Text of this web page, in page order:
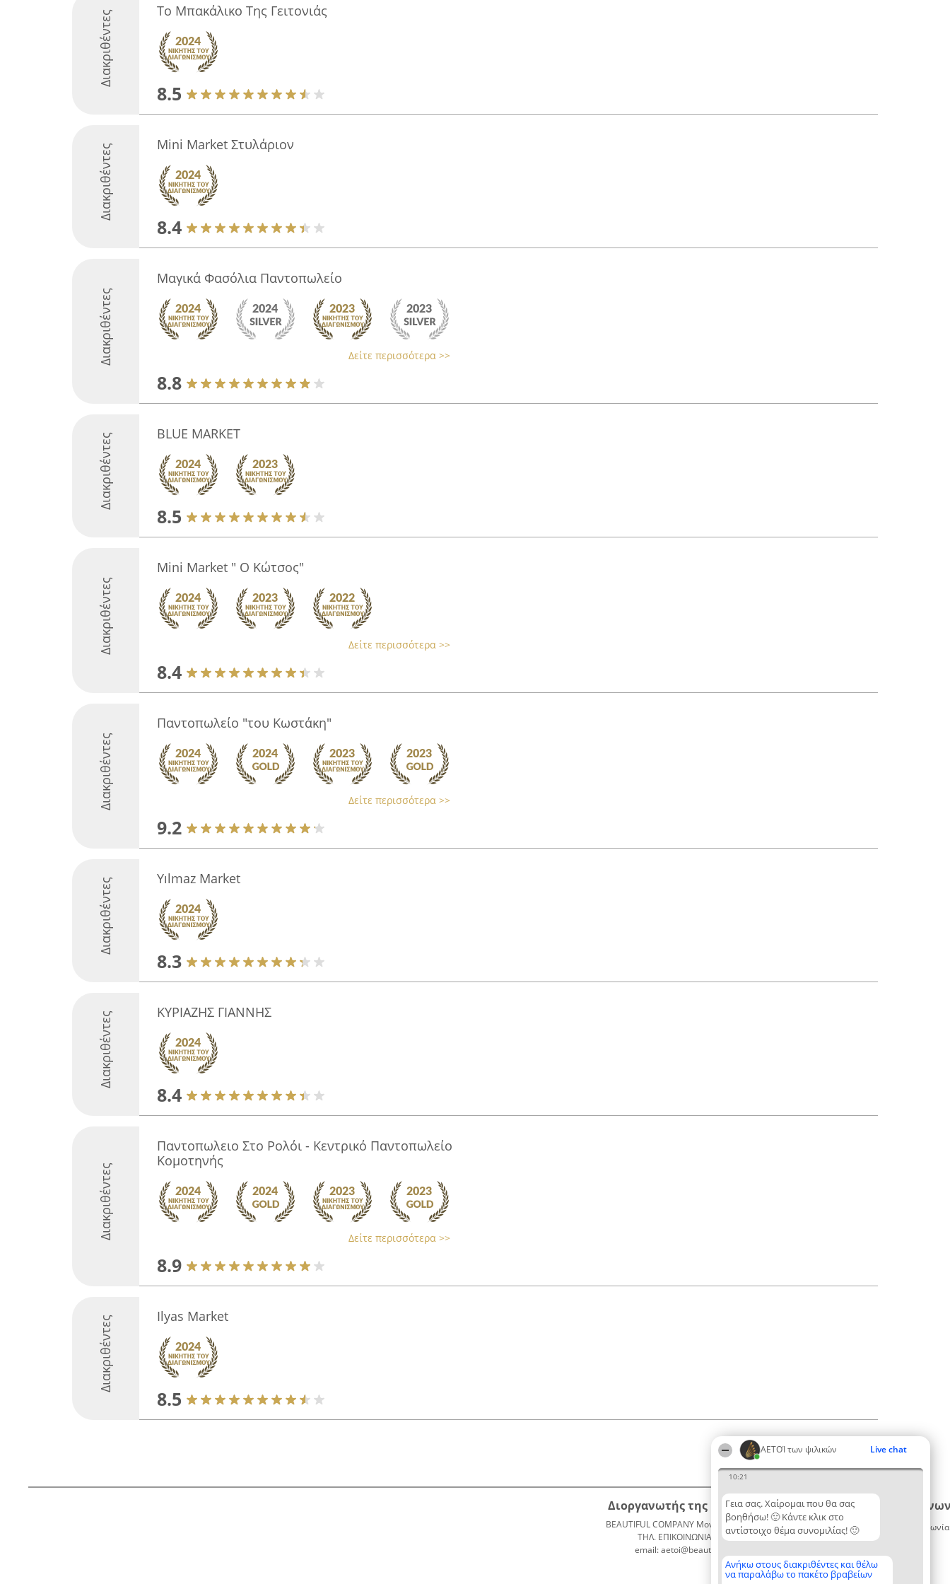
ΑΕΤΟΊ των ψιλικών Live chat
10:21
Γεια σας. Χαίρομαι που θα σας
βοηθήσω! 🙂 Κάντε κλικ στο
αντίστοιχο θέμα συνομιλίας! 🙂
Ανήκω στους διακριθέντες και θέλω
να παραλάβω το πακέτο βραβείων
Διακριθέντες Το Μπακάλικο Της Γειτονιάς
8.5
Διακριθέντες Mini Market Στυλάριον
8.4
Διακριθέντες
Μαγικά Φασόλια Παντοπωλείο
Δείτε περισσότερα >>
8.8
Διακριθέντες BLUE MARKET
8.5
Διακριθέντες
Mini Market " Ο Κώτσος"
Δείτε περισσότερα >>
8.4
Διακριθέντες
Παντοπωλείο "του Κωστάκη"
Δείτε περισσότερα >>
9.2
Διακριθέντες Yılmaz Market
8.3
Διακριθέντες ΚΥΡΙΑΖΗΣ ΓΙΑΝΝΗΣ
8.4
Διακριθέντες
Παντοπωλειο Στο Ρολόι - Κεντρικό Παντοπωλείο
Κομοτηνής
Δείτε περισσότερα >>
8.9
Διακριθέντες Ilyas Market
8.5
Διοργανωτής της κατάταξης
BEAUTIFUL COMPANY Μονοπρόσωπη ΙΚΕ
ΤΗΛ. ΕΠΙΚΟΙΝΩΝΙΑΣ: 2104128019
email: aetoi@beautifulcompany.co
Κατάταξη
Διακριθέντες
Λίστα
διακριθέντων
Μεθοδολογία
Επικοινωνία